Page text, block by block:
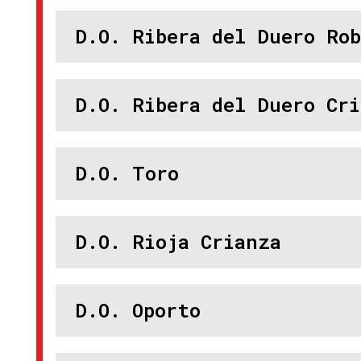
D.O. Ribera del Duero
D.O. Ribera del Duero
D.O. Toro
D.O. Rioja Crianza
D.O. Oporto